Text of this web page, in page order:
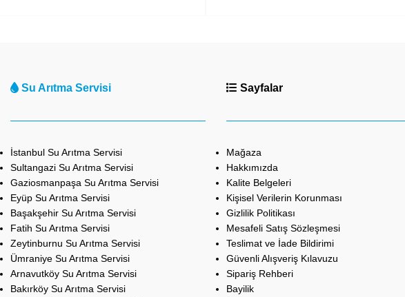
Su Arıtma Servisi
İstanbul Su Arıtma Servisi
Sultangazi Su Arıtma Servisi
Gaziosmanpaşa Su Arıtma Servisi
Eyüp Su Arıtma Servisi
Başakşehir Su Arıtma Servisi
Fatih Su Arıtma Servisi
Zeytinburnu Su Arıtma Servisi
Ümraniye Su Arıtma Servisi
Arnavutköy Su Arıtma Servisi
Bakırköy Su Arıtma Servisi
Sayfalar
Mağaza
Hakkımızda
Kalite Belgeleri
Kişisel Verilerin Korunması
Gizlilik Politikası
Mesafeli Satış Sözleşmesi
Teslimat ve İade Bildirimi
Güvenli Alışveriş Kılavuzu
Sipariş Rehberi
Bayilik